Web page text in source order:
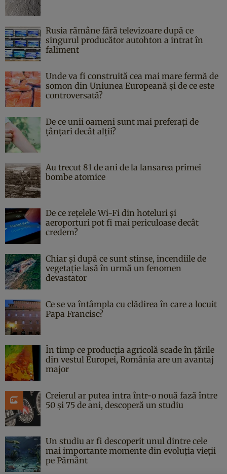
Rusia rămâne fără televizoare după ce
singurul producător autohton a intrat în
faliment
Unde va fi construită cea mai mare fermă de
somon din Uniunea Europeană și de ce este
controversată?
De ce unii oameni sunt mai preferați de
țânțari decât alții?
Au trecut 81 de ani de la lansarea primei
bombe atomice
De ce rețelele Wi-Fi din hoteluri și
aeroporturi pot fi mai periculoase decât
credem?
Chiar și după ce sunt stinse, incendiile de
vegetație lasă în urmă un fenomen
devastator
Ce se va întâmpla cu clădirea în care a locuit
Papa Francisc?
În timp ce producția agricolă scade în țările
din vestul Europei, România are un avantaj
major
Creierul ar putea intra într-o nouă fază între
50 și 75 de ani, descoperă un studiu
Un studiu ar fi descoperit unul dintre cele
mai importante momente din evoluția vieții
pe Pământ